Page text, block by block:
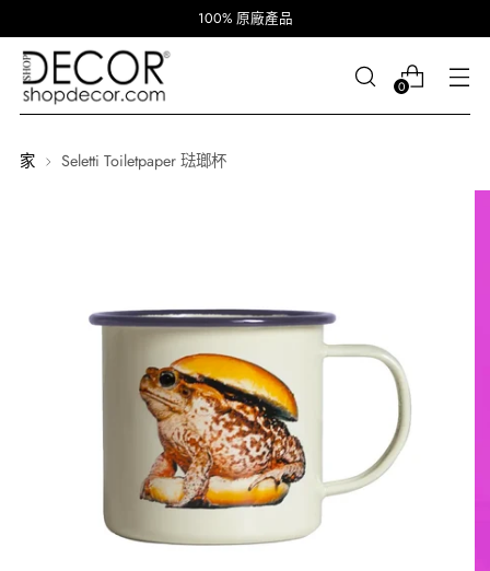
100% 原廠產品
0
家 Seletti Toiletpaper 琺瑯杯